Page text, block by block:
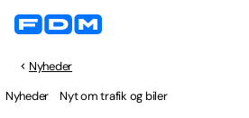
Nyheder
Nyheder Nyt om trafik og biler